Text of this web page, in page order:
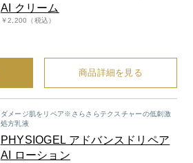
AI クリーム
￥2,200（税込）
商品詳細を見る
ダメージ肌をリペア※さらさらテクスチャーの低刺激
処方乳液
PHYSIOGEL アドバンスドリペア
AI ローション